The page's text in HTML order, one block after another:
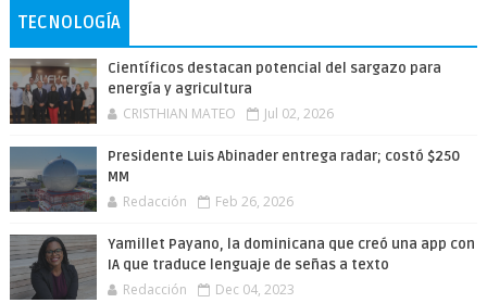
TECNOLOGÍA
Científicos destacan potencial del sargazo para
energía y agricultura
CRISTHIAN MATEO Jul 02, 2026
Presidente Luis Abinader entrega radar; costó $250
MM
Redacción Feb 26, 2026
Yamillet Payano, la dominicana que creó una app con
IA que traduce lenguaje de señas a texto
Redacción Dec 04, 2023